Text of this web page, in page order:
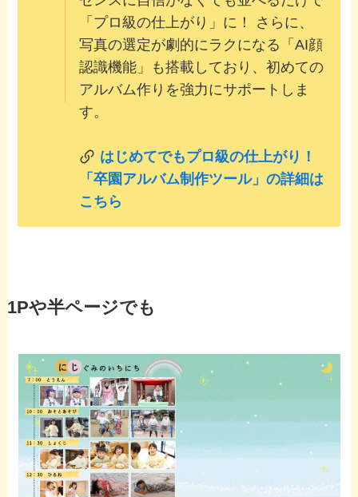
「プロ級の仕上がり」に！ さらに、
写真の選定が劇的にラクになる「AI顔
認識機能」も搭載しており、初めての
アルバム作りを強力にサポートしま
す。
はじめてでもプロ級の仕上がり！
「卒園アルバム制作ツール」の詳細は
こちら
1Pや半ページでも